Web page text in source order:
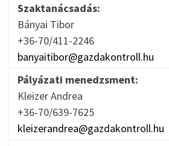
Szaktanácsadás:
Bányai Tibor
+36-70/411-2246
banyaitibor@gazdakontroll.hu
Pályázati menedzsment:
Kleizer Andrea
+36-70/639-7625
kleizerandrea@gazdakontroll.hu